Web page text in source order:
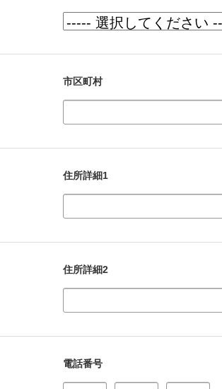
市区町村
住所詳細1
住所詳細2
電話番号